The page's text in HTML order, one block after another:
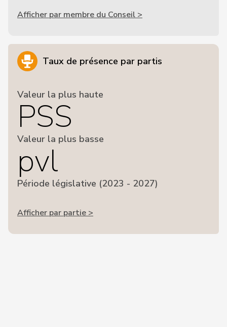
Afficher par membre du Conseil >
Taux de présence par partis
Valeur la plus haute
PSS
Valeur la plus basse
pvl
Période législative (2023 - 2027)
Afficher par partie >